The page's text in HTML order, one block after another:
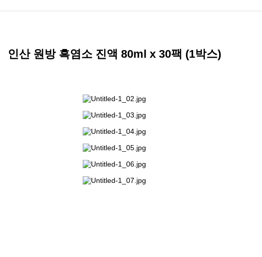
인산 원방 흑염소 진액 80ml x 30팩 (1박스)